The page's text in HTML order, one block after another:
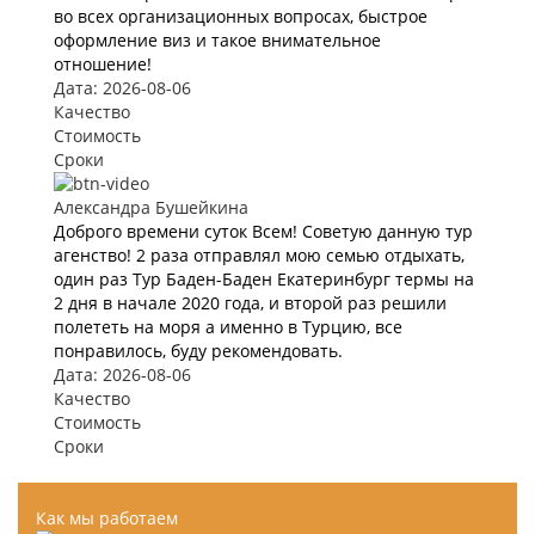
во всех организационных вопросах, быстрое
оформление виз и такое внимательное
отношение!
Дата: 2026-08-06
Качество
Стоимость
Сроки
Александра Бушейкина
Доброго времени суток Всем! Советую данную тур
агенство! 2 раза отправлял мою семью отдыхать,
один раз Тур Баден-Баден Екатеринбург термы на
2 дня в начале 2020 года, и второй раз решили
полететь на моря а именно в Турцию, все
понравилось, буду рекомендовать.
Дата: 2026-08-06
Качество
Стоимость
Сроки
Как мы работаем